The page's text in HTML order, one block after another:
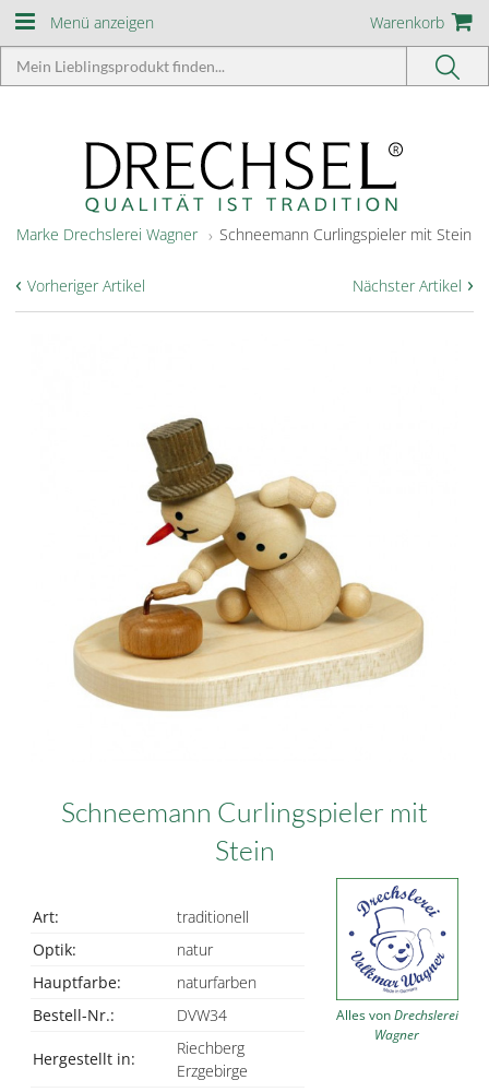
Menü anzeigen Warenkorb
Marke Drechslerei Wagner Schneemann Curlingspieler mit Stein
Nächster Artikel ›
‹ Vorheriger Artikel
Schneemann Curlingspieler mit
Stein
Art:
traditionell
Optik:
natur
Hauptfarbe:
naturfarben
Bestell-Nr.:
DVW34
Hergestellt in:
Riechberg
Erzgebirge
Alles vonDrechslerei
Wagner